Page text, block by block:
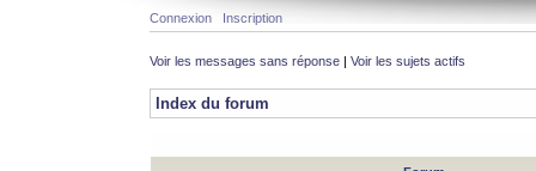
Connexion Inscription
Voir les messages sans réponse | Voir les sujets actifs
Index du forum